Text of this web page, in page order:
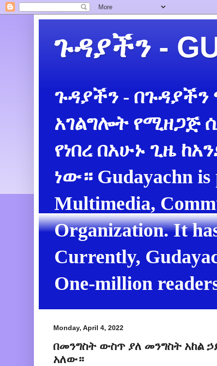
ጉዳያችን -
ጉዳያችን -
አገልግሎት የሚዘጋጅ
የነበረ በአሁኑ ጊዜ
ነው። Gudayachn is
Multimedia,
Organization. It
Currently,
One-million
Monday, April 4, 2022
በመንግስት ውስጥ ያለ መንግስት አከል
አለው።